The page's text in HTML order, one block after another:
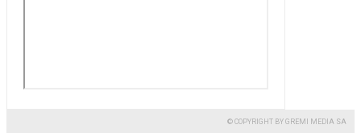
© COPYRIGHT BY GREMI MEDIA SA